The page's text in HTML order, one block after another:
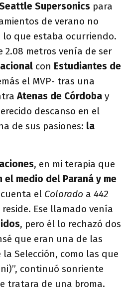
Supersonics para
de verano no
que estaba ocurriendo.
2.08 metros venía de ser
con Estudiantes de
el MVP- tras una
Atenas de Córdoba y
descanso en el
de sus pasiones: la
, en mi terapia que
el medio del Paraná y me
el Colorado a 442
Ese llamado venía
, pero él lo rechazó dos
que eran una de las
Selección, como las que
continuó sonriente
tratara de una broma.